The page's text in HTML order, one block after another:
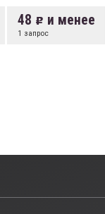
48 и менее
1 запрос